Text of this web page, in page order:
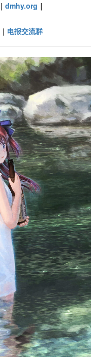
｜ dmhy.org ｜
｜ 电报交流群